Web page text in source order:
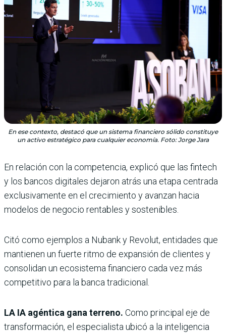
En ese contexto, destacó que un sistema financiero sólido constituye
un activo estratégico para cualquier economía. Foto: Jorge Jara
En relación con la competencia, explicó que las fintech
y los bancos digitales dejaron atrás una etapa centrada
exclusivamente en el crecimiento y avanzan hacia
modelos de negocio rentables y sostenibles.
Citó como ejemplos a Nubank y Revolut, entidades que
mantienen un fuerte ritmo de expansión de clientes y
consolidan un ecosistema financiero cada vez más
competitivo para la banca tradicional.
LA IA agéntica gana terreno. Como principal eje de
transformación, el especialista ubicó a la inteligencia